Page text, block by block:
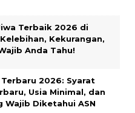
Terbaik 2026 di
Kekurangan,
Anda Tahu!
Terbaru 2026: Syarat
Usia Minimal, dan
Wajib Diketahui ASN